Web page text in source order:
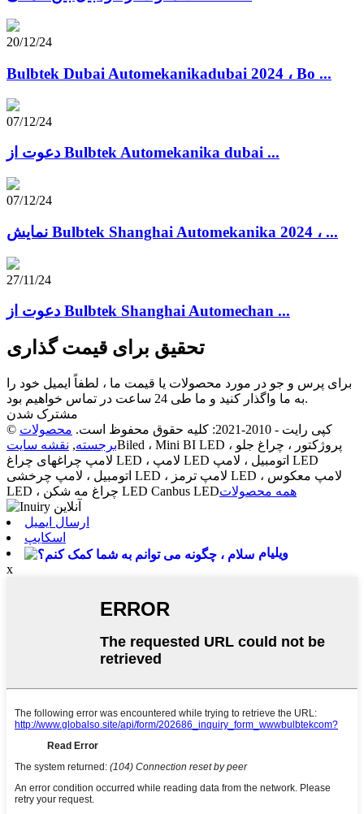
20/12/24
Bulbtek Dubai Automekanikadubai 2024 ، Bo ...
07/12/24
دعوت از Bulbtek Automekanika dubai ...
07/12/24
نمایش Bulbtek Shanghai Automekanika 2024 ، ...
27/11/24
دعوت از Bulbtek Shanghai Automechan ...
تحقیق برای قیمت گذاری
برای پرس و جو در مورد محصولات یا قیمت ما ، لطفاً ایمیل خود را
به ما واگذار کنید و ما طی 24 ساعت در تماس خواهیم بود.
مشترک شدن
© کپی رایت - 2010-2021: کلیه حقوق محفوظ است.
محصولات
برجسته, نقشه سایت
Biled ، Mini BI LED پروژکتور ، چراغ جلو ،
لامپ چراغهای چراغ LED ، لامپ LED اتومبیل ، لامپ LED
اتومبیل ، لامپ چرخشی LED ، لامپ ترمز LED ، لامپ معکوس
LED ، چراغ مه شکن LED Canbus LEDهمه محصولات
ارسال ایمیل
اسکایپ
ویلیام
x